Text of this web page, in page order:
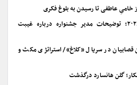
خامیِ عاطفی تا رسیدن به بلوغ فکری
فستیوال فیلم ونیز ۲۰۲۶؛ توضیحات مدیر جشنواره درباره غیبت
در سریال «کلاغ»/ استراتژی مکث و
گلن هانسارد درگذشت